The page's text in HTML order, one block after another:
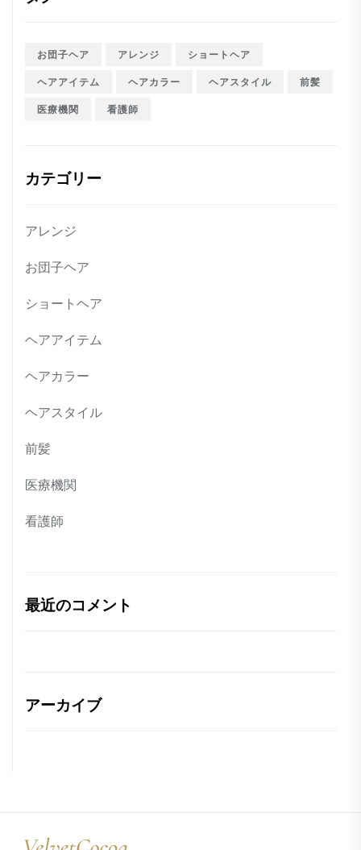
お団子ヘア アレンジ ショートヘア
ヘアアイテム ヘアカラー ヘアスタイル 前髪
医療機関 看護師
カテゴリー
アレンジ
お団子ヘア
ショートヘア
ヘアアイテム
ヘアカラー
ヘアスタイル
前髪
医療機関
看護師
最近のコメント
アーカイブ